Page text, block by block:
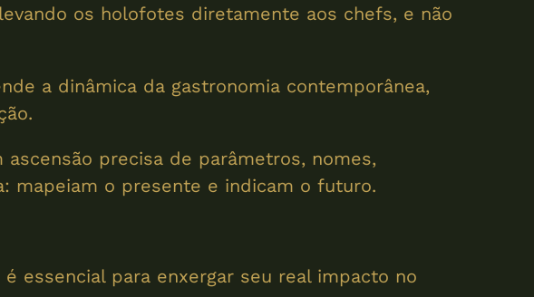
os holofotes diretamente aos chefs, e não
a dinâmica da gastronomia contemporânea,
precisa de parâmetros, nomes,
mapeiam o presente e indicam o futuro.
essencial para enxergar seu real impacto no